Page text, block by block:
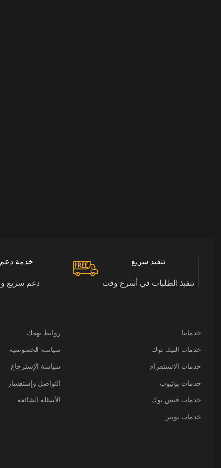
تنفيذ سريع
تنفيذ الطلبات في أسرع وقت
خدمة دعم 24/7
دعم سريع
خدماتنا
خدمات التيك توك
خدمات الانستقرام
خدمات يوتيوب
خدمات فيس بوك
خدمات تويتر
روابط تهمك
سياسة الخصوصية
سياسة الإسترجاع
التواصل وإستفسار
الأسئلة الشائعة